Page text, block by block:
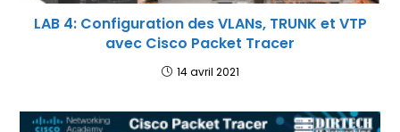
LAB 4: Configuration des VLANs, TRUNK et VTP
avec Cisco Packet Tracer
14 avril 2021